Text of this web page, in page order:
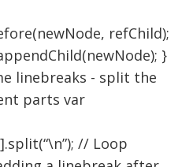
refChild);
}
linebreaks - split the
parts var
// Loop